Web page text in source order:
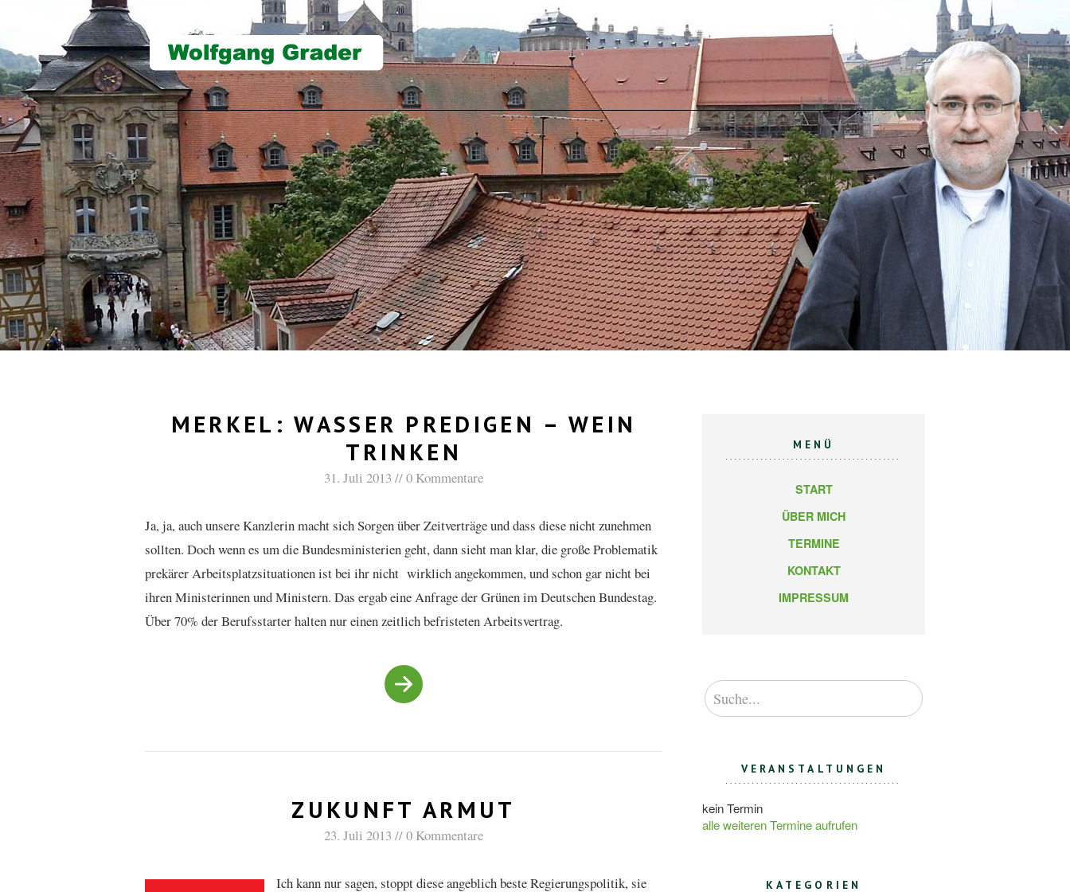
MERKEL: WASSER PREDIGEN – WEIN
TRINKEN
31. Juli 2013 0 Kommentare
Ja, ja, auch unsere Kanzlerin macht sich Sorgen über Zeitverträge und dass diese nicht zunehmen
sollten. Doch wenn es um die Bundesministerien geht, dann sieht man klar, die große Problematik
prekärer Arbeitsplatzsituationen ist bei ihr nicht wirklich angekommen, und schon gar nicht bei
ihren Ministerinnen und Ministern. Das ergab eine Anfrage der Grünen im Deutschen Bundestag.
Über 70% der Berufsstarter halten nur einen zeitlich befristeten Arbeitsvertrag.
ZUKUNFT ARMUT
23. Juli 2013 0 Kommentare
Ich kann nur sagen, stoppt diese angeblich beste Regierungspolitik, sie
MENÜ
START
ÜBER MICH
TERMINE
KONTAKT
IMPRESSUM
VERANSTALTUNGEN
kein Termin
alle weiteren Termine aufrufen
KATEGORIEN